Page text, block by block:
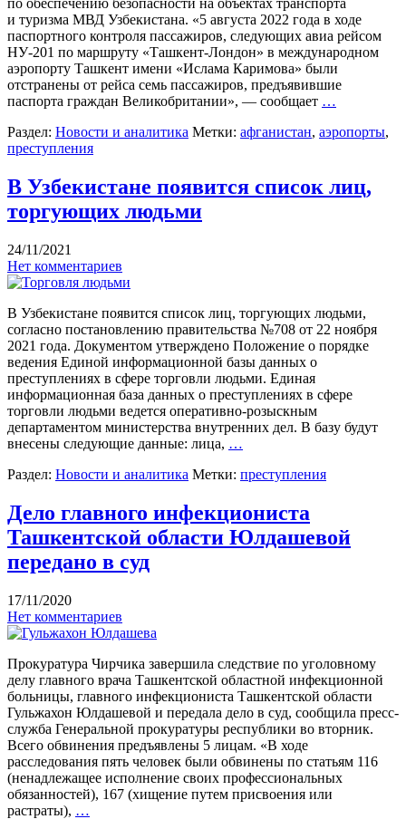
по обеспечению безопасности на объектах транспорта
и туризма МВД Узбекистана. «5 августа 2022 года в ходе
паспортного контроля пассажиров, следующих авиа рейсом
НУ-201 по маршруту «Ташкент-Лондон» в международном
аэропорту Ташкент имени «Ислама Каримова» были
отстранены от рейса семь пассажиров, предъявившие
паспорта граждан Великобритании», — сообщает …
Раздел: Новости и аналитика Метки: афганистан, аэропорты,
преступления
В Узбекистане появится список лиц,
торгующих людьми
24/11/2021
Нет комментариев
В Узбекистане появится список лиц, торгующих людьми,
согласно постановлению правительства №708 от 22 ноября
2021 года. Документом утверждено Положение о порядке
ведения Единой информационной базы данных о
преступлениях в сфере торговли людьми. Единая
информационная база данных о преступлениях в сфере
торговли людьми ведется оперативно-розыскным
департаментом министерства внутренних дел. В базу будут
внесены следующие данные: лица, …
Раздел: Новости и аналитика Метки: преступления
Дело главного инфекциониста
Ташкентской области Юлдашевой
передано в суд
17/11/2020
Нет комментариев
Прокуратура Чирчика завершила следствие по уголовному
делу главного врача Ташкентской областной инфекционной
больницы, главного инфекциониста Ташкентской области
Гульжахон Юлдашевой и передала дело в суд, сообщила пресс-
служба Генеральной прокуратуры республики во вторник.
Всего обвинения предъявлены 5 лицам. «В ходе
расследования пять человек были обвинены по статьям 116
(ненадлежащее исполнение своих профессиональных
обязанностей), 167 (хищение путем присвоения или
растраты), …